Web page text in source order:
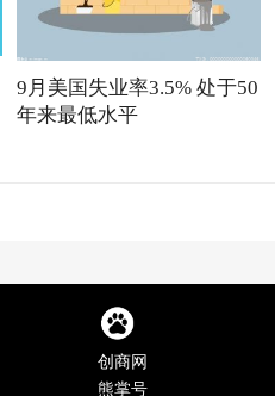
9月美国失业率3.5% 处于50
年来最低水平
创商网
熊掌号